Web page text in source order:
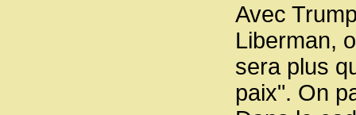
Avec
Liberman,
sera plus
paix". On